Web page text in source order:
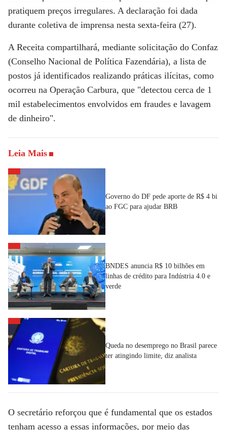
pratiquem preços irregulares. A declaração foi dada
durante coletiva de imprensa nesta sexta-feira (27).
A Receita compartilhará, mediante solicitação do Confaz
(Conselho Nacional de Política Fazendária), a lista de
postos já identificados realizando práticas ilícitas, como
ocorreu na Operação Carbura, que "detectou cerca de 1
mil estabelecimentos envolvidos em fraudes e lavagem
de dinheiro".
Leia Mais
Governo do DF pede aporte de R$ 4 bi
ao FGC para ajudar BRB
BNDES anuncia R$ 10 bilhões em
linhas de crédito para Indústria 4.0 e
verde
Queda no desemprego no Brasil parece
ter atingindo limite, diz analista
O secretário reforçou que é fundamental que os estados
tenham acesso a essas informações, por meio das